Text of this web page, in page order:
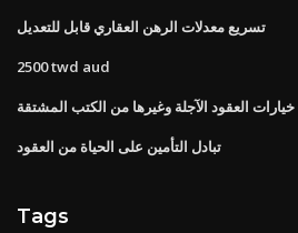
تسريع معدلات الرهن العقاري قابل للتعديل
2500 twd aud
خيارات العقود الآجلة وغيرها من الكتب المشتقة
تبادل التأمين على الحياة من العقود
Tags